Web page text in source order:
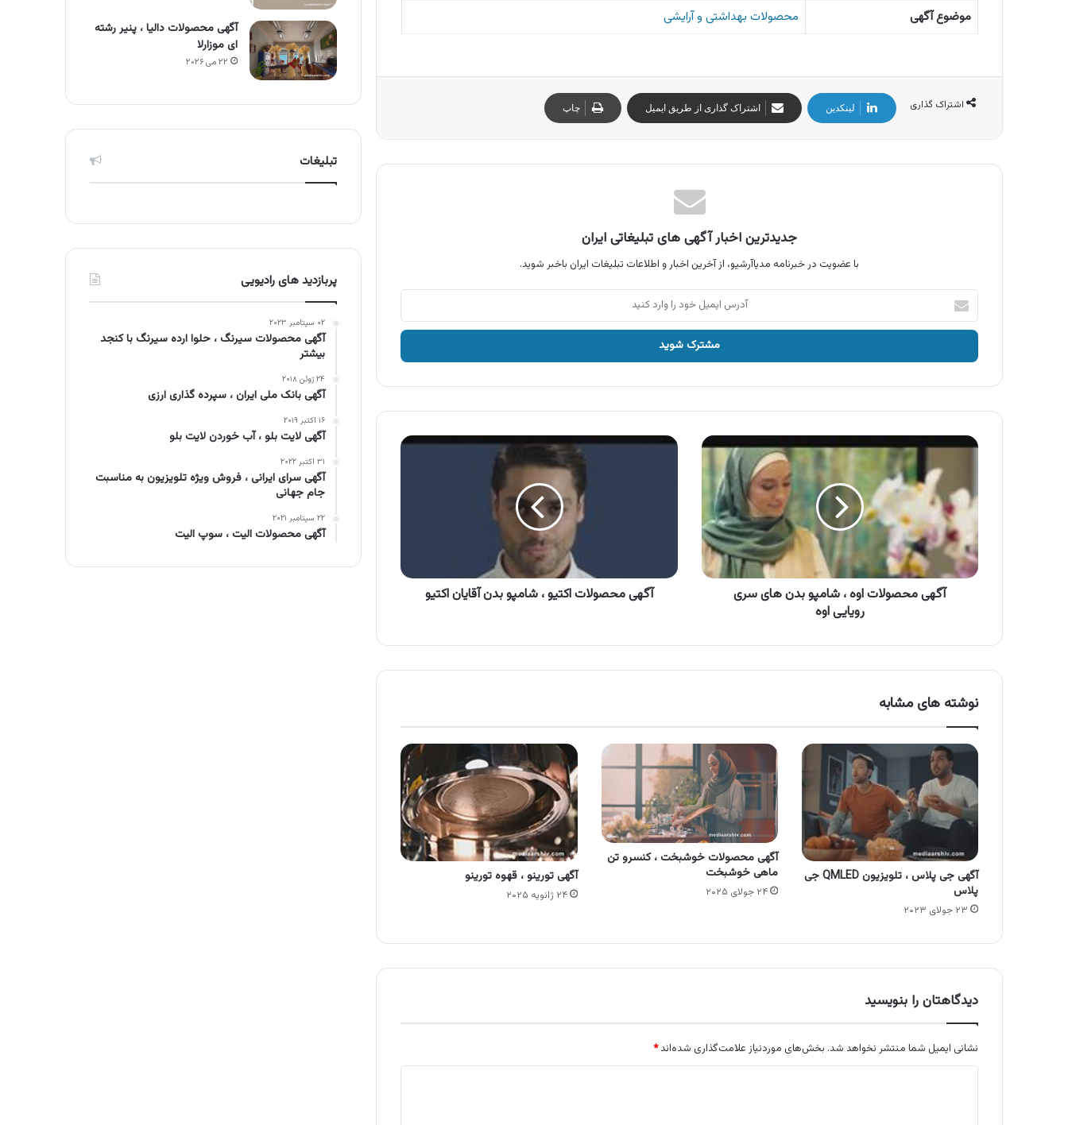
موضوع آگهی
محصولات بهداشتی و آرایشی
اشتراک گذاری لینکدین اشتراک گذاری از طریق ایمیل چاپ
جدیدترین اخبار آگهی های تبلیغاتی ایران
با عضویت در خبرنامه مدیاآرشیو، از آخرین اخبار و اطلاعات تبلیغات ایران باخبر شوید.
آدرس
ایمیل
خود
وارد
آگهی
،
شامپو
های
سری
رویایی
آگهی محصولات اوه ، شامپو بدن های سری
رویایی اوه
آگهی
آگهی محصولات اکتیو ، شامپو بدن آقایان اکتیو
نوشته های مشابه
آگهی جی پلاس ، تلویزیون QMLED جی
پلاس
۲۳ جولای ۲۰۲۳
آگهی محصولات خوشبخت ، کنسرو تن
ماهی خوشبخت
۲۴ جولای ۲۰۲۵
آگهی تورینو ، قهوه تورینو
۲۴ ژانویه ۲۰۲۵
دیدگاهتان را بنویسید
نشانی ایمیل شما منتشر نخواهد شد. بخش‌های موردنیاز علامت‌گذاری شده‌اند*
آگهی محصولات دالیا ، پنیر رشته
ای موزارلا
۲۲ می ۲۰۲۶
تبلیغات
پربازدید های رادیویی
۰۲ سپتامبر ۲۰۲۳
آگهی محصولات سیرنگ ، حلوا ارده سیرنگ با کنجد
بیشتر
۲۴ ژوئن ۲۰۱۸
آگهی بانک ملی ایران ، سپرده گذاری ارزی
۱۶ اکتبر ۲۰۱۹
آگهی لایت بلو ، آب خوردن لایت بلو
۳۱ اکتبر ۲۰۲۲
آگهی سرای ایرانی ، فروش ویژه تلویزیون به مناسبت
جام جهانی
۲۲ سپتامبر ۲۰۲۱
آگهی محصولات الیت ، سوپ الیت